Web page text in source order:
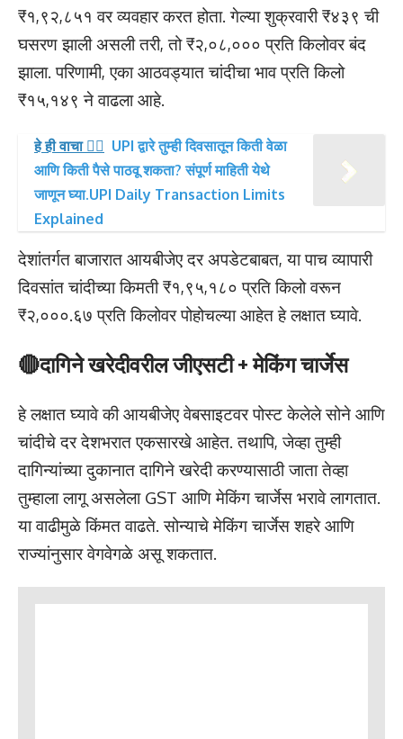
₹१,९२,८५१ वर व्यवहार करत होता. गेल्या शुक्रवारी ₹४३९ ची
घसरण झाली असली तरी, तो ₹२,०८,००० प्रति किलोवर बंद
झाला. परिणामी, एका आठवड्यात चांदीचा भाव प्रति किलो
₹१५,१४९ ने वाढला आहे.
हे ही वाचा 👉🏻 UPI द्वारे तुम्ही दिवसातून किती वेळा
आणि किती पैसे पाठवू शकता? संपूर्ण माहिती येथे
जाणून घ्या.UPI Daily Transaction Limits
Explained
देशांतर्गत बाजारात आयबीजेए दर अपडेटबाबत, या पाच व्यापारी
दिवसांत चांदीच्या किमती ₹१,९५,१८० प्रति किलो वरून
₹२,०००.६७ प्रति किलोवर पोहोचल्या आहेत हे लक्षात घ्यावे.
🔴दागिने खरेदीवरील जीएसटी + मेकिंग चार्जेस
हे लक्षात घ्यावे की आयबीजेए वेबसाइटवर पोस्ट केलेले सोने आणि
चांदीचे दर देशभरात एकसारखे आहेत. तथापि, जेव्हा तुम्ही
दागिन्यांच्या दुकानात दागिने खरेदी करण्यासाठी जाता तेव्हा
तुम्हाला लागू असलेला GST आणि मेकिंग चार्जेस भरावे लागतात.
या वाढीमुळे किंमत वाढते. सोन्याचे मेकिंग चार्जेस शहरे आणि
राज्यांनुसार वेगवेगळे असू शकतात.